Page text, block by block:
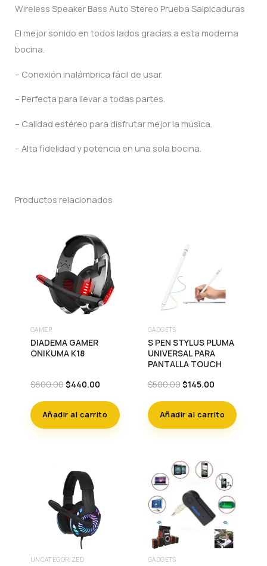
Wireless Speaker Bass Auto Stereo Prueba Salpicaduras
El mejor sonido en todos lados gracias a esta moderna
bocina.
– Conexión inalámbrica fácil de usar.
– Perfecta para llevar a todas partes.
– Calidad estéreo para disfrutar mejor la música.
– Alta fidelidad y potencia en una sola bocina.
Productos relacionados
GAMER
DIADEMA GAMER
ONIKUMA K18
$600.00Original
was:
$600.00.
$440.00Current
is:
$440.00.
Añadir al carrito
GADGETS
S PEN STYLUS PLUMA
UNIVERSAL PARA
PANTALLA TOUCH
$500.00Original
was:
$500.00.
$145.00Current
is:
$145.00.
Añadir al carrito
UNCATEGORIZED GADGETS